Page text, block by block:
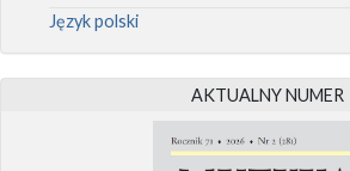
Język polski
AKTUALNY NUMER